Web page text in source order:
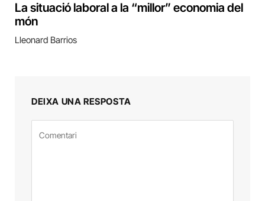
La situació laboral a la “millor” economia del
món
Lleonard Barrios
DEIXA UNA RESPOSTA